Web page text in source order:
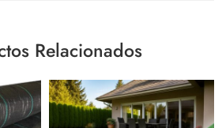
Relacionados